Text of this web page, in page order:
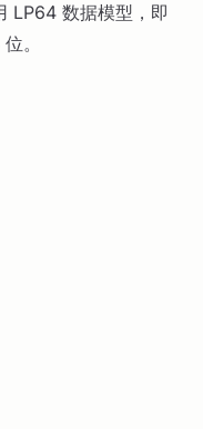
LP64 数据模型，即
。